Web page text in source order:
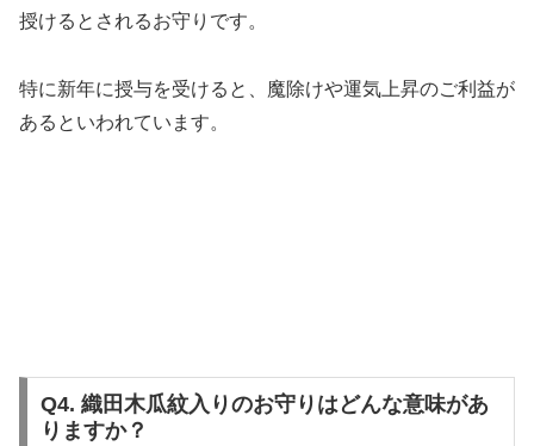
授けるとされるお守りです。
特に新年に授与を受けると、魔除けや運気上昇のご利益が
あるといわれています。
Q4. 織田木瓜紋入りのお守りはどんな意味があ
りますか？